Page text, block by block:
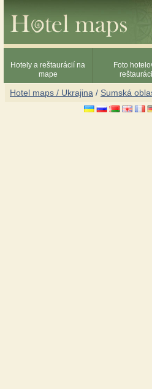
Hotely a reštaurácií na
mape
Foto
Hotel maps / Ukrajina / Sumská